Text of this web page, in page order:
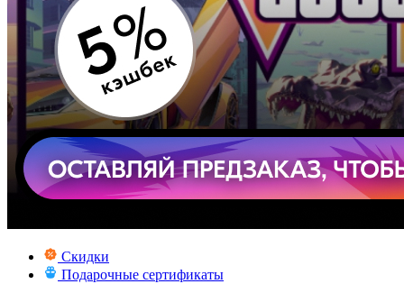
Скидки
Подарочные сертификаты